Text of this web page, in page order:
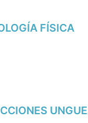
FÍSICA